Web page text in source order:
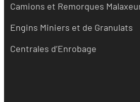
Camions et Remorques
Engins Miniers et de Granulats
Centrales d’Enrobage